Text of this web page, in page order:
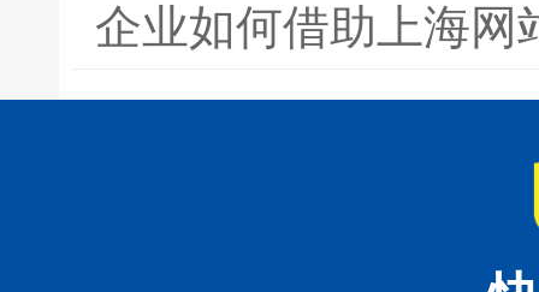
企业如何借助上海网